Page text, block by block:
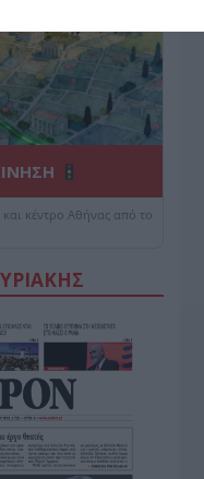
κέντρο Αθήνας από το